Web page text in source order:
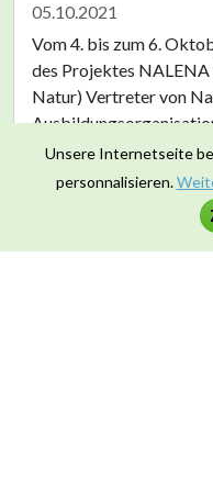
05.10.2021
Vom 4. bis zum 6.
des Projektes
Natur) Vertreter von
Bereich Bildung aus
Schweiz
Unsere Internetseite
personnalisieren.